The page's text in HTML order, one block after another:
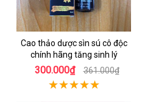
Cao thảo dược sìn sú cô độc
chính hãng tăng sinh lý
300.000₫ 361.000₫